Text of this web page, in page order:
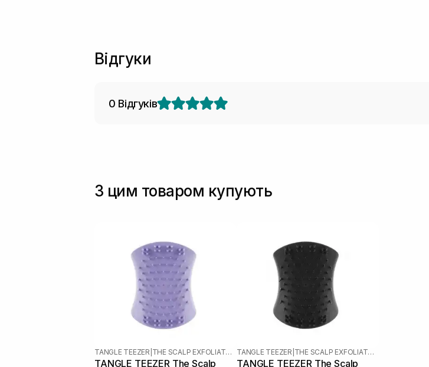
Відгуки
0 Відгуків
З цим товаром купують
TANGLE TEEZER THE SCALP EXFOLIATOR AND MASSAGER
TANGLE TEEZER The Scalp
TANGLE TEEZER THE SCALP EXFOLIATOR AND MASSAGER
TANGLE TEEZER The Scalp